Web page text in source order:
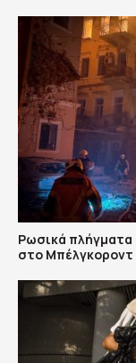
Ρωσικά πλήγματα
στο